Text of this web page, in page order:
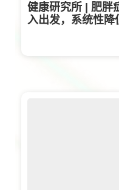
健康研究所 | 肥胖
入出发，系统性降